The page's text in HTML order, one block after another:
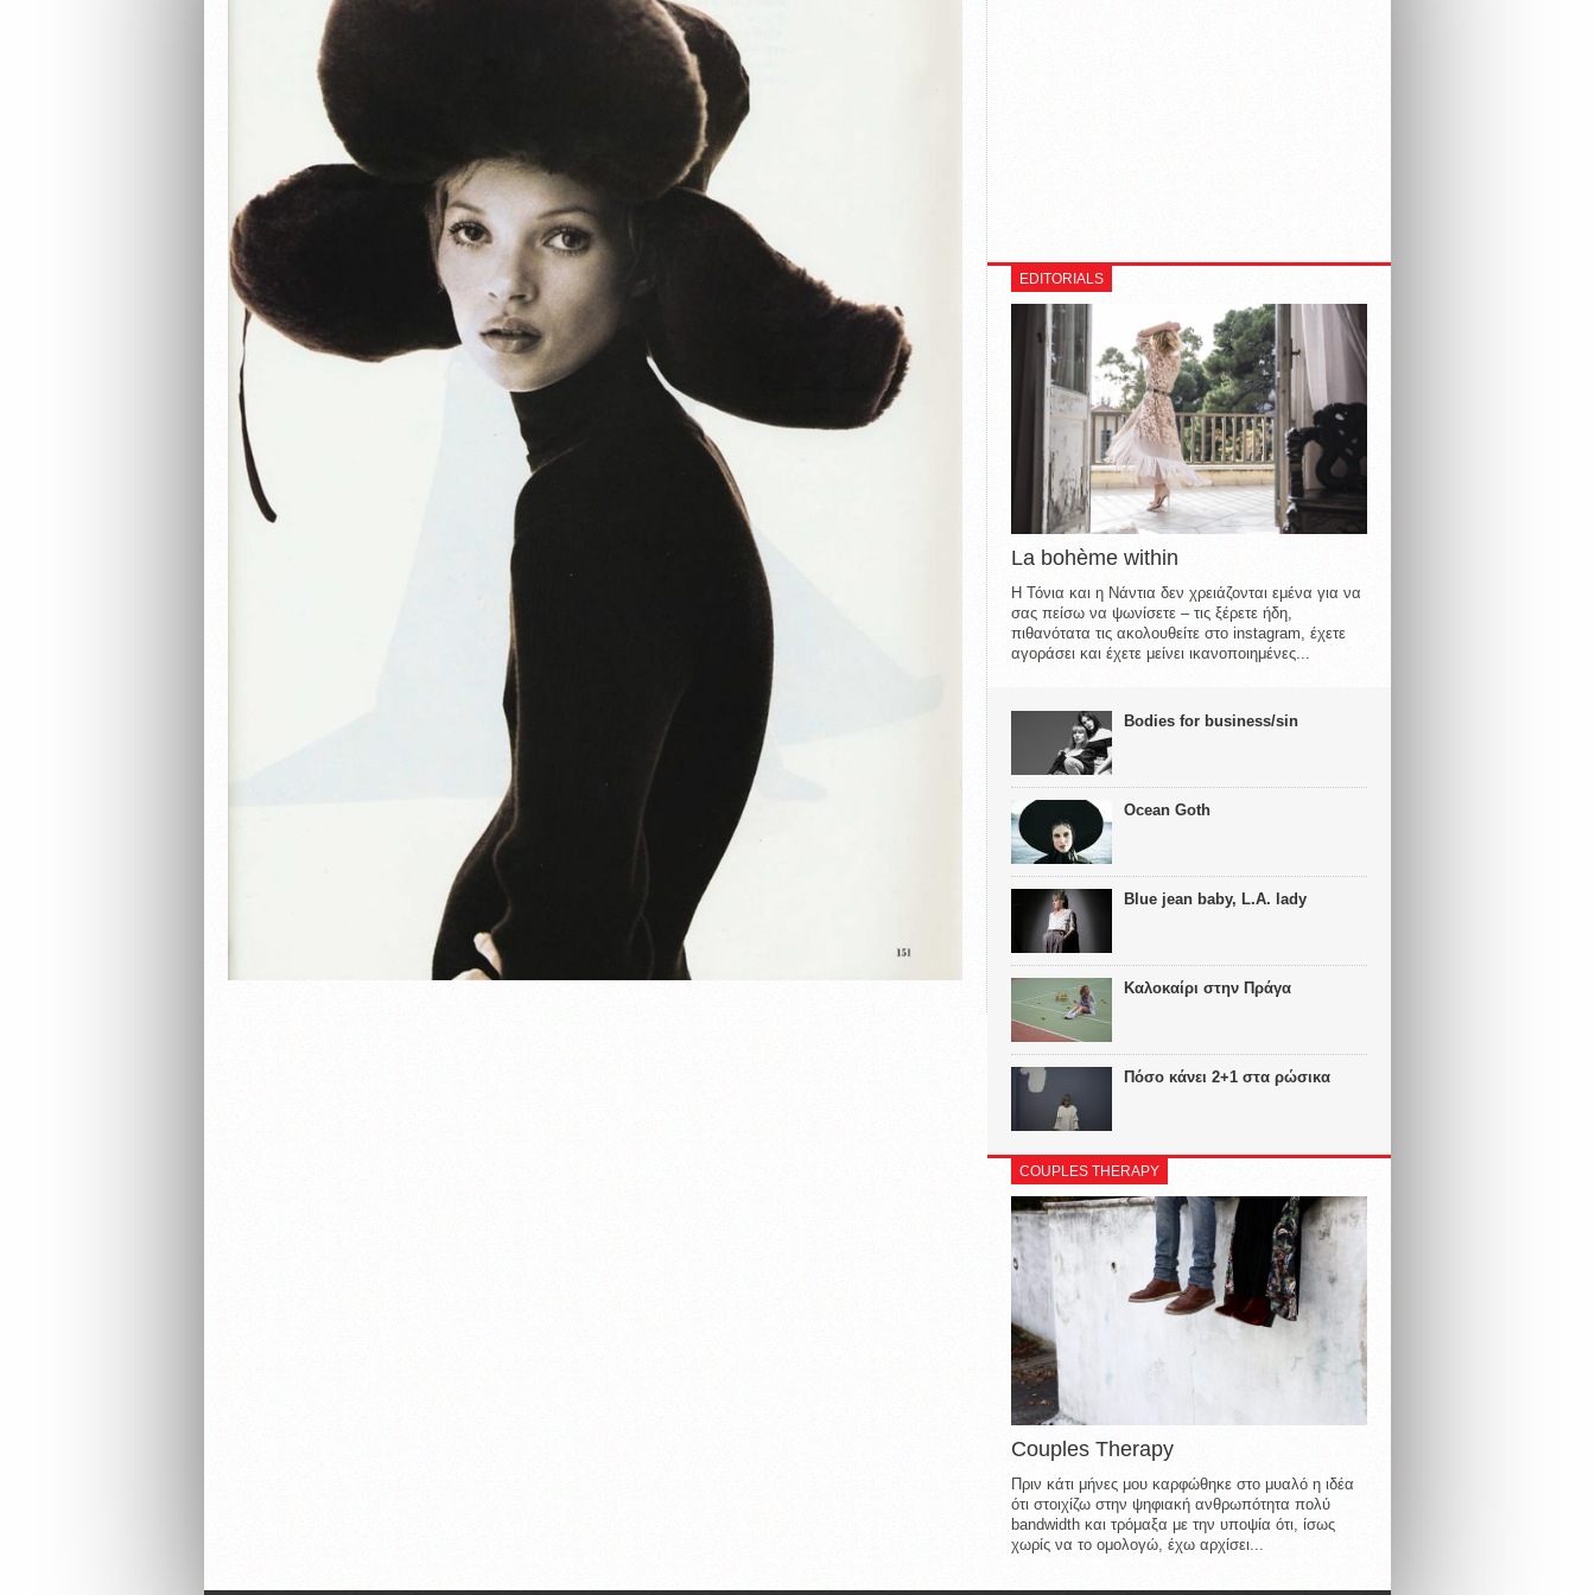
EDITORIALS
La bohème within
Η Τόνια και η Νάντια δεν χρειάζονται εμένα για να
σας πείσω να ψωνίσετε – τις ξέρετε ήδη,
πιθανότατα τις ακολουθείτε στο instagram, έχετε
αγοράσει και έχετε μείνει ικανοποιημένες...
Bodies for business/sin
Ocean Goth
Blue jean baby, L.A. lady
Καλοκαίρι στην Πράγα
Πόσο κάνει 2+1 στα ρώσικα
COUPLES THERAPY
Couples Therapy
Πριν κάτι μήνες μου καρφώθηκε στο μυαλό η ιδέα
ότι στοιχίζω στην ψηφιακή ανθρωπότητα πολύ
bandwidth και τρόμαξα με την υποψία ότι, ίσως
χωρίς να το ομολογώ, έχω αρχίσει...